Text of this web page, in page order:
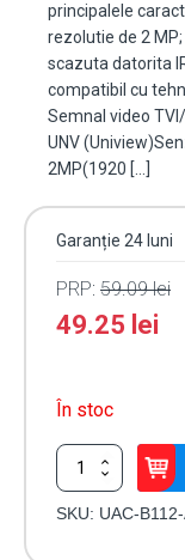
principalele
rezolutie de 2
scazuta datorita
compatibil cu
Semnal video
UNV
2MP(1920 […]
Garanție 24 luni
PRP: 59.09lei
49.25 lei
În stoc
Cantitate
Camera
AnalogHD
SKU: UAC-